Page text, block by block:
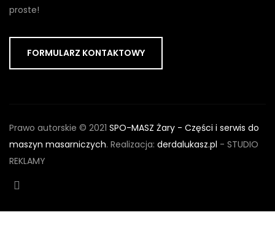
proste!
FORMULARZ KONTAKTOWY
Prawo autorskie © 2021 SPO-MASZ Żary - Części i serwis do
maszyn masarniczych. Realizacja: derdalukasz.pl - STUDIO
REKLAMY